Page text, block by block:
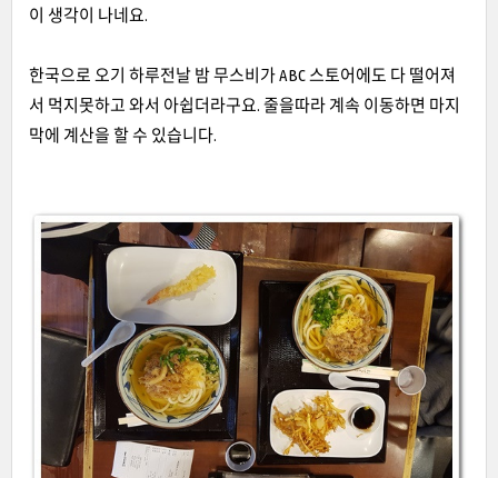
이 생각이 나네요.
한국으로 오기 하루전날 밤 무스비가ABC 스토어에도 다 떨어져
서 먹지못하고 와서 아쉽더라구요. 줄을따라 계속 이동하면 마지
막에 계산을 할 수 있습니다.